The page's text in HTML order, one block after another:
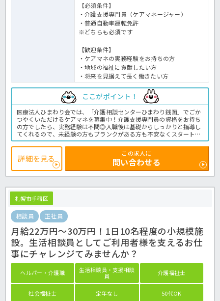
【必須条件】
・介護支援専門員（ケアマネージャー）
・普通自動車運転免許
※どちらも必須です
【歓迎条件】
・ケアマネの実務経験をお持ちの方
・地域の福祉に貢献したい方
・将来を見据えて長く働きたい方
ここがポイント！
医療法人ひまわり会では、「介護相談センターひまわり銭函」でごか
つやくいただけるケアマネを募集中！介護支援専門員の資格をお持ち
の方でしたら、実務経験は不問◎入職後は基礎からしっかりと指導し
てくれるので、未経験の方もブランクがある方も不安なくスタートい
ただけます☆土日祝休みで年間休日は120日。勤務時間は8:45～17:15
と実働7.5時間ですので、ワークライフバランスもバッチリ♪JR銭函
駅からも徒歩圏内ですが、送迎バスも利用可能です◎マイカー通勤希
望の方は無料駐車場も完備！資格を活かして居宅ケアマネとして働き
たい方は、是非ご応募下さい！居宅介護支援事業所でのケアマネ業務
全般です。
＜介護職 正職員 介護支援専門員の求人＞
詳細を見る
この求人に
問い合わせる
札幌市手稲区
相談員 正社員
月給22万円～30万円！1日10名程度の小規模施
設。生活相談員としてご利用者様を支えるお仕
事にチャレンジてみませんか？
ヘルパー・介護職
生活相談員・支援相談
員
介護福祉士
社会福祉士 定年なし 50代OK